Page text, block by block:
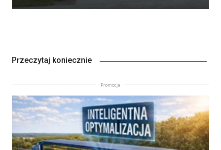
Przeczytaj koniecznie
Promocja